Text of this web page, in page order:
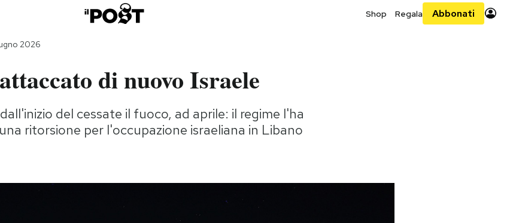
Shop Regala Abbonati
2026
di nuovo Israele
del cessate il fuoco, ad aprile: il regime l'ha
ritorsione per l'occupazione israeliana in Libano